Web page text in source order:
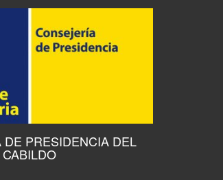
DE PRESIDENCIA DEL
CABILDO